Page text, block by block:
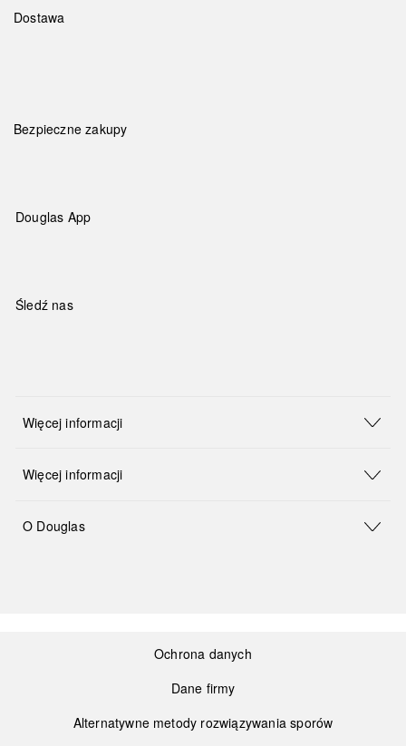
Dostawa
Bezpieczne zakupy
Douglas App
Śledź nas
Więcej informacji
Więcej informacji
O Douglas
Ochrona danych
Dane firmy
Alternatywne metody rozwiązywania sporów